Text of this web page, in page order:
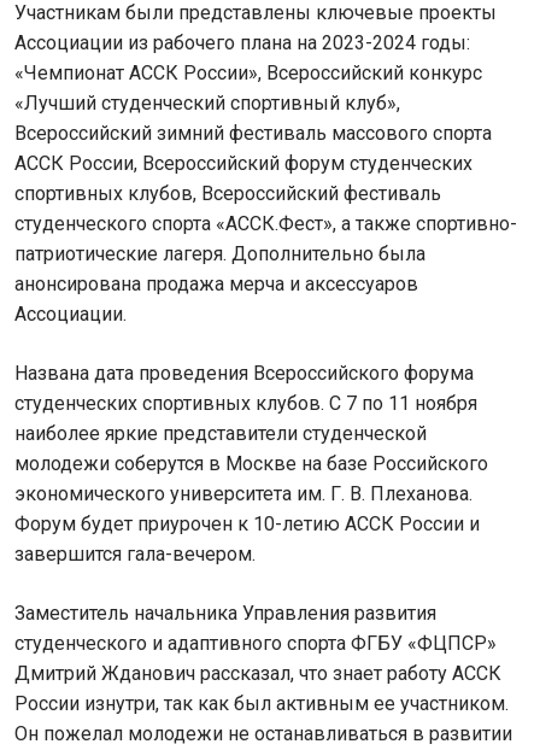
Участникам были представлены ключевые проекты
Ассоциации из рабочего плана на 2023-2024 годы:
«Чемпионат АССК России», Всероссийский конкурс
«Лучший студенческий спортивный клуб»,
Всероссийский зимний фестиваль массового спорта
АССК России, Всероссийский форум студенческих
спортивных клубов, Всероссийский фестиваль
студенческого спорта «АССК.Фест», а также спортивно-
патриотические лагеря. Дополнительно была
анонсирована продажа мерча и аксессуаров
Ассоциации.
Названа дата проведения Всероссийского форума
студенческих спортивных клубов. С 7 по 11 ноября
наиболее яркие представители студенческой
молодежи соберутся в Москве на базе Российского
экономического университета им. Г. В. Плеханова.
Форум будет приурочен к 10-летию АССК России и
завершится гала-вечером.
Заместитель начальника Управления развития
студенческого и адаптивного спорта ФГБУ «ФЦПСР»
Дмитрий Жданович рассказал, что знает работу АССК
России изнутри, так как был активным ее участником.
Он пожелал молодежи не останавливаться в развитии